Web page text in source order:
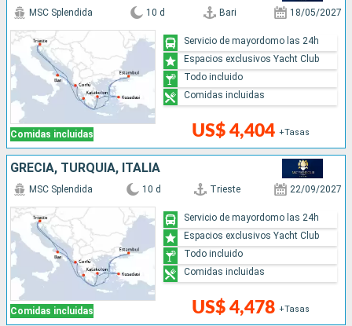
Comidas incluidas
MSC Splendida 10 d Bari 18/05/2027
US$ 4,404 +Tasas
Servicio de mayordomo las 24h
Espacios exclusivos Yacht Club
Todo incluido
Comidas incluidas
GRECIA, TURQUÍA, ITALIA
Comidas incluidas
MSC Splendida 10 d Trieste 22/09/2027
US$ 4,478 +Tasas
Servicio de mayordomo las 24h
Espacios exclusivos Yacht Club
Todo incluido
Comidas incluidas